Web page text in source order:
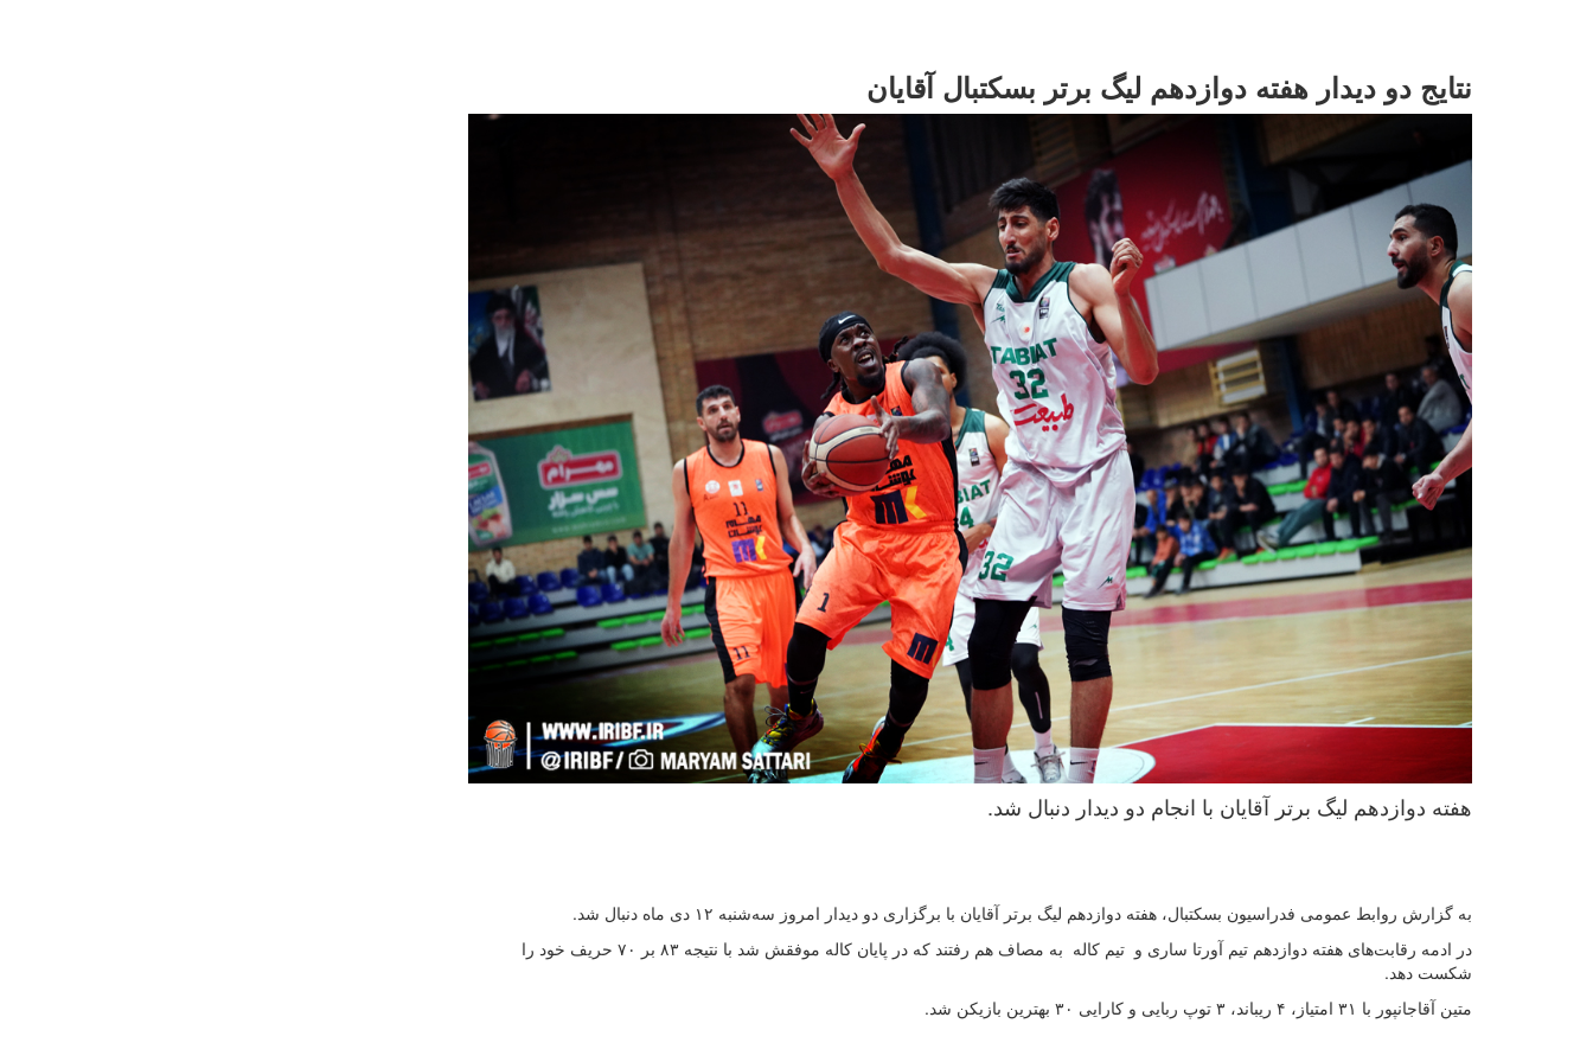
نتایج دو دیدار هفته دوازدهم لیگ برتر بسکتبال آقایان
هفته دوازدهم لیگ برتر آقایان با انجام دو دیدار دنبال شد.
به گزارش روابط عمومی فدراسیون بسکتبال، هفته دوازدهم لیگ برتر آقایان با برگزاری دو دیدار امروز سه‌شنبه ۱۲ دی ماه دنبال شد.
در ادمه رقابت‌های هفته دوازدهم تیم آورتا ساری و تیم کاله به مصاف هم رفتند که در پایان کاله موفقش شد با نتیجه ۸۳ بر ۷۰ حریف خود را
شکست دهد.
متین آقاجانپور با ۳۱ امتیاز، ۴ ریباند، ۳ توپ ربایی و کارایی ۳۰ بهترین بازیکن شد.